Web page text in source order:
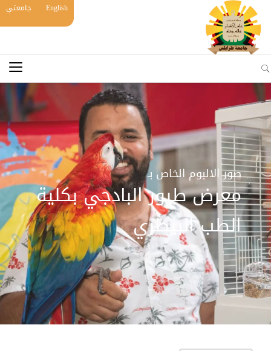
English جامعتي
صور الالبوم الخاص بـ
معرض طيور البادجي بكلية
الطب البيطري